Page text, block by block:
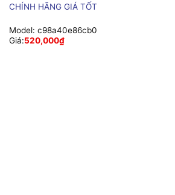
CHÍNH HÃNG GIÁ TỐT
Model: c98a40e86cb0
Giá:520,000₫